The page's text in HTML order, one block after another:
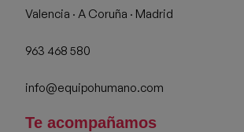
Valencia · A Coruña · Madrid
963 468 580
info@equipohumano.com
Te acompañamos